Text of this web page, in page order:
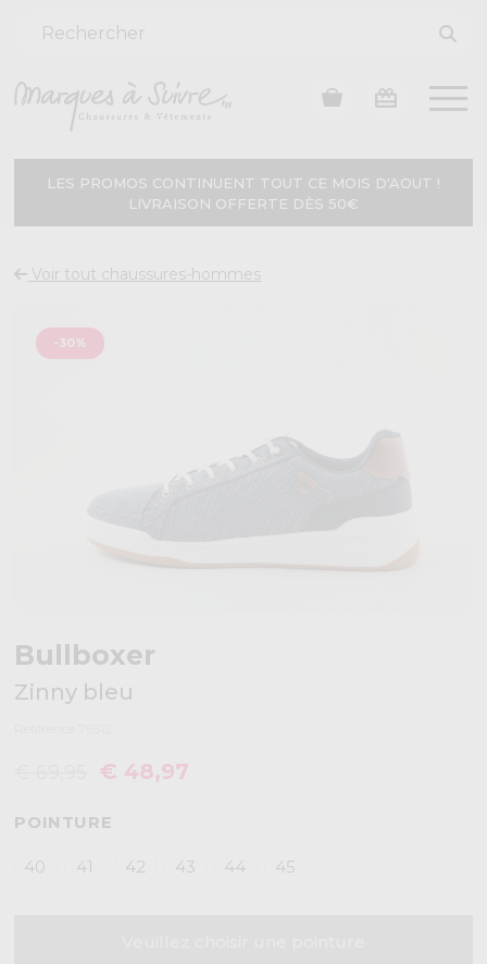
LES PROMOS CONTINUENT TOUT CE MOIS D'AOUT !
LIVRAISON OFFERTE DÈS 50€
Voir tout chaussures-hommes
-30%
Bullboxer
Zinny bleu
€ 48,97
POINTURE
40 41 42 43 44 45